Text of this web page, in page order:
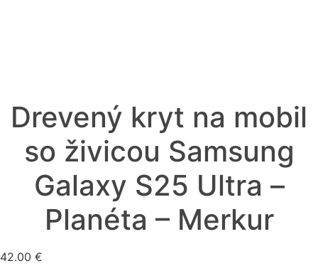
Drevený kryt na mobil
so živicou Samsung
Galaxy S25 Ultra –
Planéta – Merkur
42.00 €